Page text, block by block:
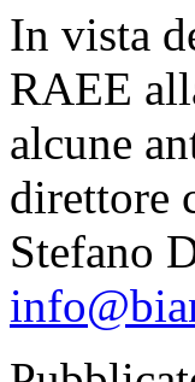
In vista
RAEE
alcune
direttore
Stefano